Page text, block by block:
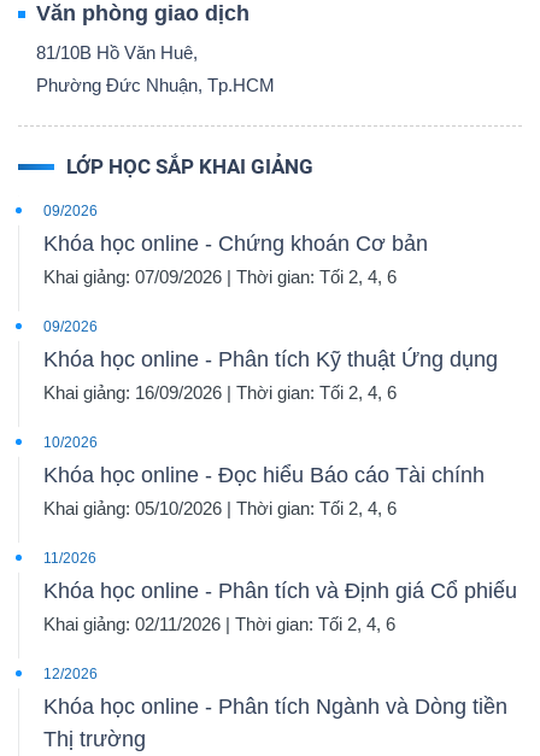
Văn phòng giao dịch
81/10B Hồ Văn Huê,
Phường Đức Nhuận, Tp.HCM
LỚP HỌC SẮP KHAI GIẢNG
09/2026
Khóa học online - Chứng khoán Cơ bản
Khai giảng: 07/09/2026 | Thời gian: Tối 2, 4, 6
09/2026
Khóa học online - Phân tích Kỹ thuật Ứng dụng
Khai giảng: 16/09/2026 | Thời gian: Tối 2, 4, 6
10/2026
Khóa học online - Đọc hiểu Báo cáo Tài chính
Khai giảng: 05/10/2026 | Thời gian: Tối 2, 4, 6
11/2026
Khóa học online - Phân tích và Định giá Cổ phiếu
Khai giảng: 02/11/2026 | Thời gian: Tối 2, 4, 6
12/2026
Khóa học online - Phân tích Ngành và Dòng tiền
Thị trường